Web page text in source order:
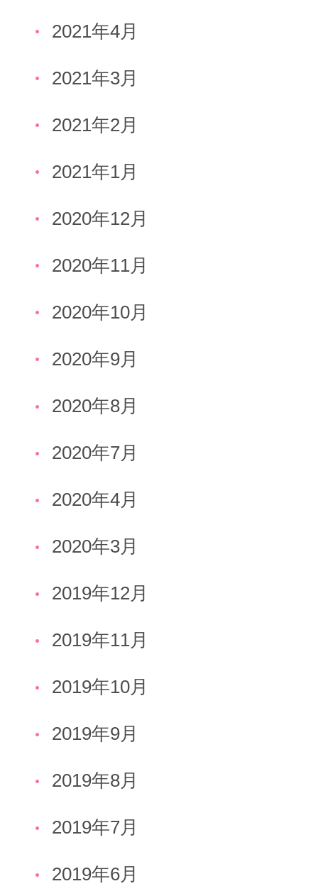
2021年4月
2021年3月
2021年2月
2021年1月
2020年12月
2020年11月
2020年10月
2020年9月
2020年8月
2020年7月
2020年4月
2020年3月
2019年12月
2019年11月
2019年10月
2019年9月
2019年8月
2019年7月
2019年6月